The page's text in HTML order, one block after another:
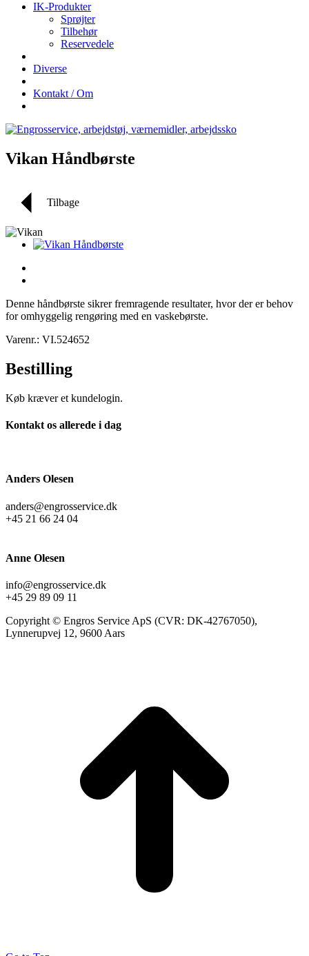
IK-Produkter
Sprøjter
Tilbehør
Reservedele
Diverse
Kontakt / Om
Vikan Håndbørste
Tilbage
Denne håndbørste sikrer fremragende resultater, hvor der er behov
for omhyggelig rengøring med en vaskebørste.
Varenr.: VI.524652
Bestilling
Køb kræver et kundelogin.
Kontakt os allerede i dag
Anders Olesen
anders@engrosservice.dk
+45 21 66 24 04
Anne Olesen
info@engrosservice.dk
+45 29 89 09 11
Copyright © Engros Service ApS (CVR: DK-42767050),
Lynnerupvej 12, 9600 Aars